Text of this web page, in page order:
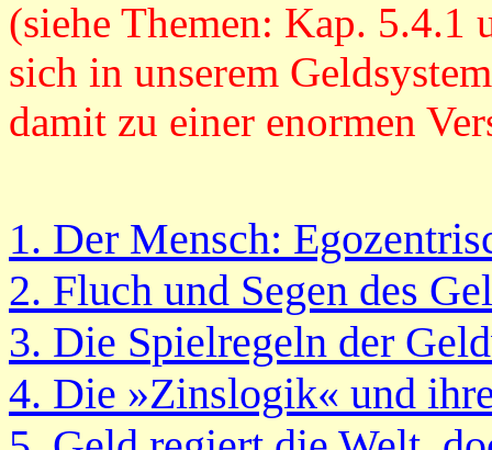
(siehe Themen: Kap. 5.4.1
sich in unserem
damit zu einer enormen
1. Der Mensch:
2. Fluch und Segen des
3. Die Spielregeln der
4. Die »Zinslogik« und